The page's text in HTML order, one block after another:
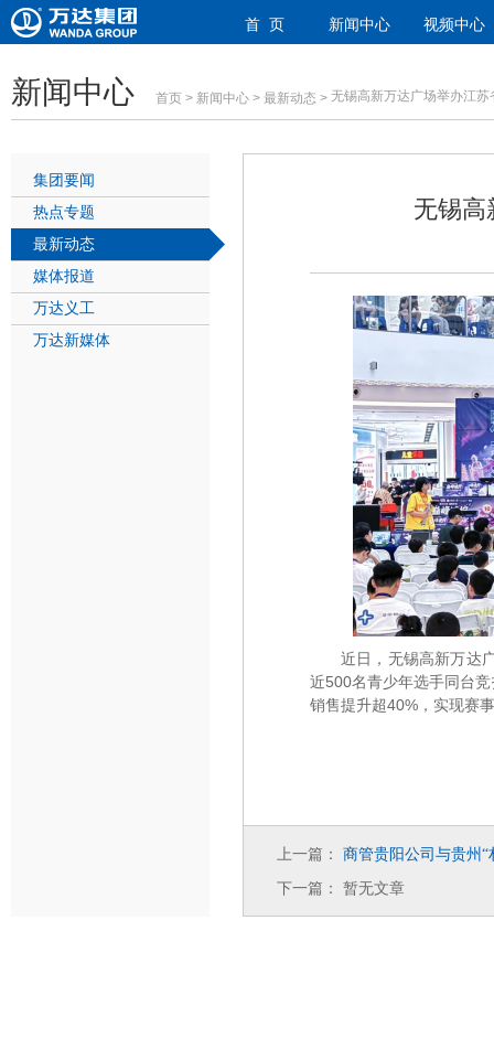
首 页 新闻中心 视频中心
新闻中心 首页 > 新闻中心 > 最新动态 > 无锡高新万达广场举办江
集团要闻
热点专题
最新动态
媒体报道
万达义工
万达新媒体
无锡高
近日，无锡高新万达
近500名青少年选手同台
销售提升超40%，实现赛
上一篇： 商管贵阳公司与贵州 “
下一篇：
暂无文章